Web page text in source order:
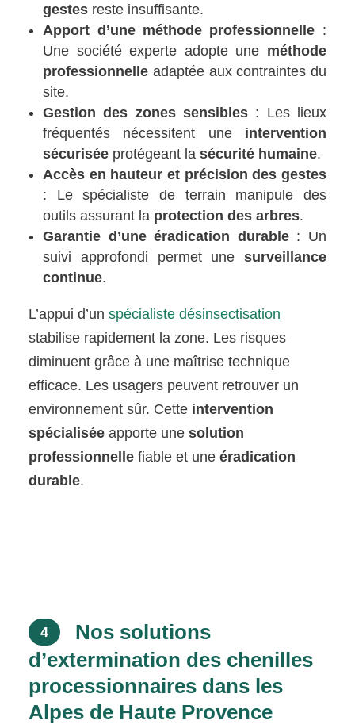
gestes reste insuffisante.
Apport d’une méthode professionnelle :
Une société experte adopte une méthode
professionnelle adaptée aux contraintes du
site.
Gestion des zones sensibles : Les lieux
fréquentés nécessitent une intervention
sécurisée protégeant lasécurité humaine.
Accès en hauteur et précision des gestes
: Le spécialiste de terrain manipule des
outils assurant la protection des arbres.
Garantie d’une éradication durable: Un
suivi approfondi permet une surveillance
continue.
L’appui d’unspécialiste désinsectisation
stabilise rapidement la zone. Les risques
diminuent grâce à une maîtrise technique
efficace. Les usagers peuvent retrouver un
environnement sûr. Cette intervention
spécialisée apporte unesolution
professionnelle fiable et uneéradication
durable.
4
Nos solutions
d’extermination des chenilles
processionnaires dans les
Alpes de Haute Provence